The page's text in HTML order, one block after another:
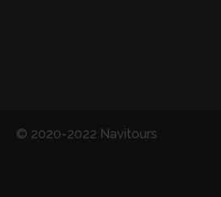
© 2020-2022 Navitours